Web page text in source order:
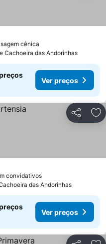
cênica
Cachoeira das Andorinhas
Ver preços
Partilhar
convidativos
das Andorinhas
Ver preços